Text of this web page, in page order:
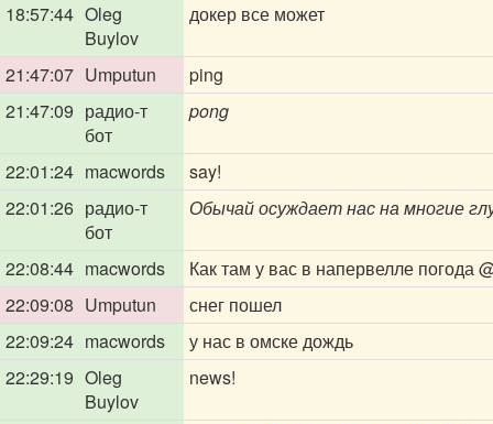
18:57:44 Oleg
Buylov
докер все может
21:47:07 Umputun
ping
21:47:09 радио-т
бот
pong
22:01:24 macwords
say!
22:01:26 радио-т
бот
Обычай осуждает нас на многие
22:08:44 macwords Как там у вас в напервелле погода
22:09:08 Umputun
снег пошел
22:09:24 macwords
у нас в омске дождь
22:29:19 Oleg
Buylov
news!